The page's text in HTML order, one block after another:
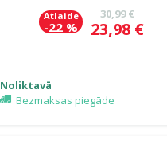
Oriģinālā
30,99 €
Cena
23,98 €
Atlaide
-22 %
Noliktavā
Bezmaksas piegāde